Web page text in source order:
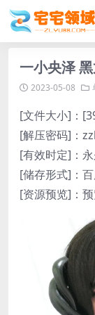
一小央泽
2023-05-08
[文件大小]：
[解压密码]：
[有效时定]：
[储存形式]：
[资源预览]：